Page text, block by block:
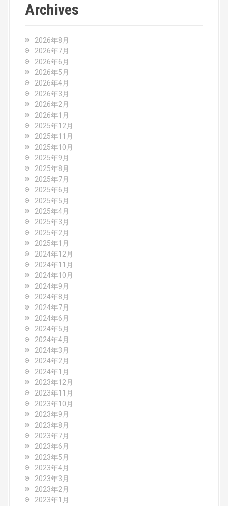
Archives
2026年8月
2026年7月
2026年6月
2026年5月
2026年4月
2026年3月
2026年2月
2026年1月
2025年12月
2025年11月
2025年10月
2025年9月
2025年8月
2025年7月
2025年6月
2025年5月
2025年4月
2025年3月
2025年2月
2025年1月
2024年12月
2024年11月
2024年10月
2024年9月
2024年8月
2024年7月
2024年6月
2024年5月
2024年4月
2024年3月
2024年2月
2024年1月
2023年12月
2023年11月
2023年10月
2023年9月
2023年8月
2023年7月
2023年6月
2023年5月
2023年4月
2023年3月
2023年2月
2023年1月